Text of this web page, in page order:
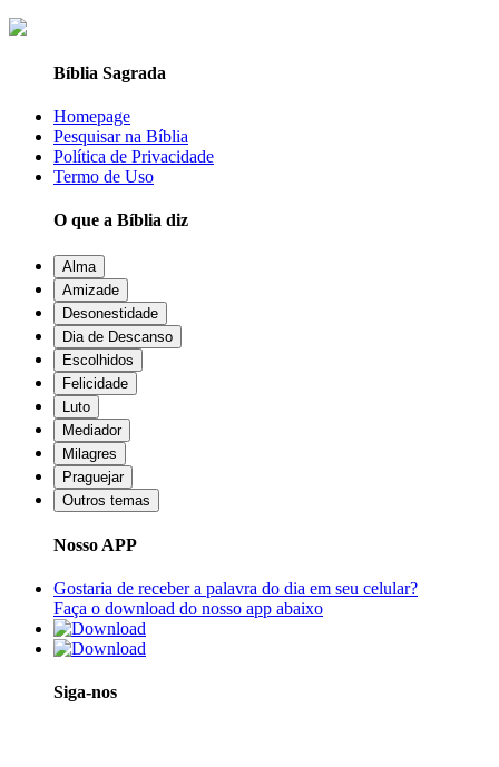
Bíblia Sagrada
Homepage
Pesquisar na Bíblia
Política de Privacidade
Termo de Uso
O que a Bíblia diz
Alma
Amizade
Desonestidade
Dia de Descanso
Escolhidos
Felicidade
Luto
Mediador
Milagres
Praguejar
Outros temas
Nosso APP
Gostaria de receber a palavra do dia em seu celular?
Faça o download do nosso app abaixo
Siga-nos